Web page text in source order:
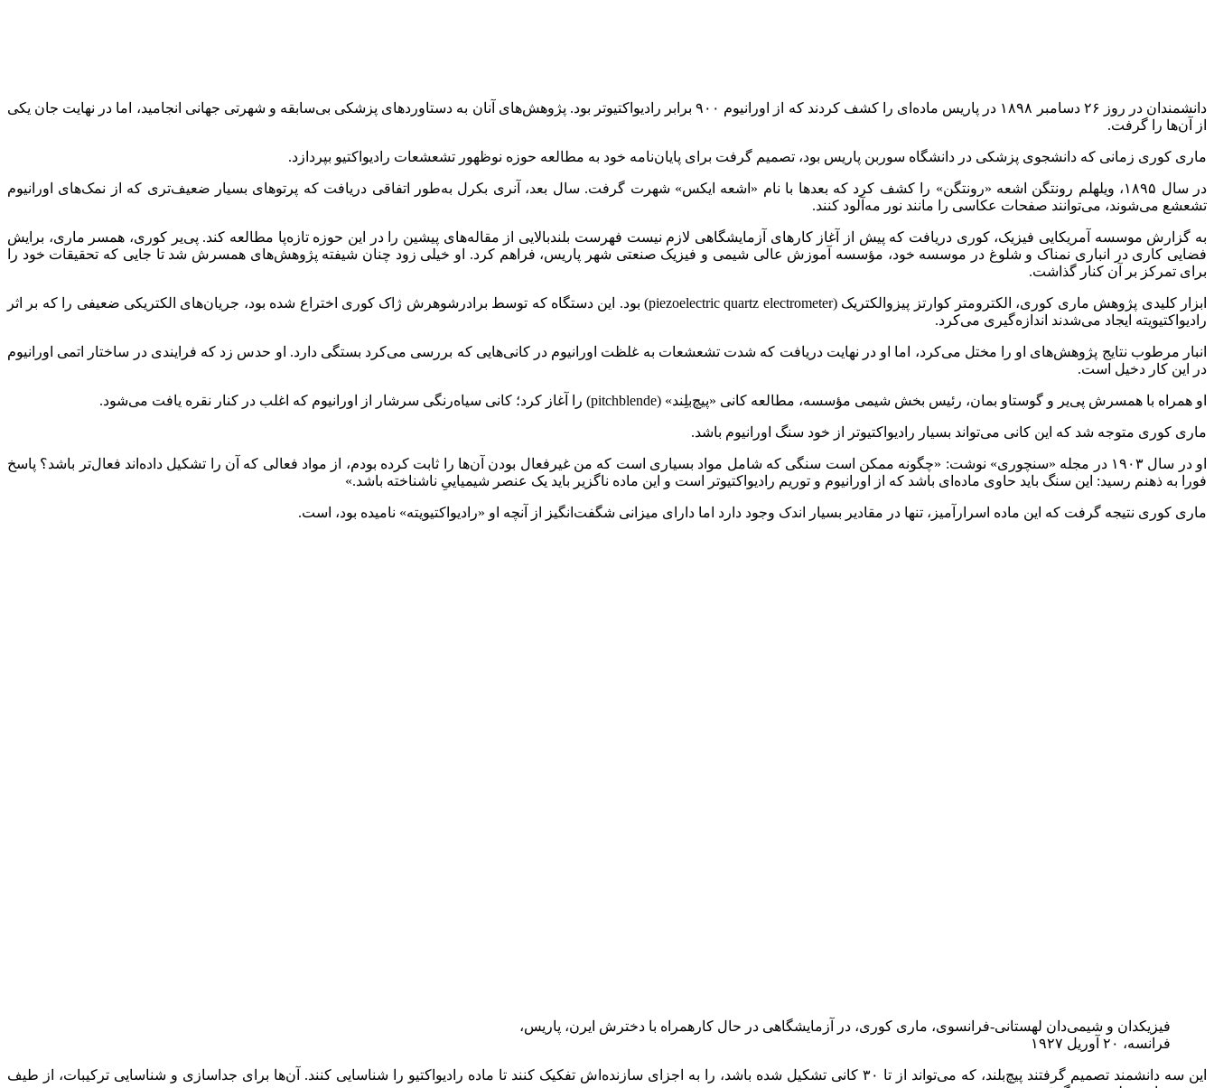
دانشمندان در روز ۲۶ دسامبر ۱۸۹۸ در پاریس ماده‌ای را کشف کردند که از اورانیوم ۹۰۰ برابر رادیواکتیوتر بود. پژوهش‌های آنان به دستاوردهای پزشکی بی‌سابقه و شهرتی جهانی انجامید، اما در نهایت جان یکی
از آن‌ها را گرفت.
ماری کوری زمانی که دانشجوی پزشکی در دانشگاه سوربن پاریس بود، تصمیم گرفت برای پایان‌نامه خود به مطالعه حوزه نوظهور تشعشعات رادیواکتیو بپردازد.
در سال ۱۸۹۵، ویلهلم رونتگن اشعه «رونتگن» را کشف کرد که بعدها با نام «اشعه ایکس» شهرت گرفت. سال بعد، آنری بکرل به‌طور اتفاقی دریافت که پرتوهای بسیار ضعیف‌تری که از نمک‌های اورانیوم
تشعشع می‌شوند، می‌توانند صفحات عکاسی را مانند نور مه‌آلود کنند.
به گزارش موسسه آمریکایی فیزیک، کوری دریافت که پیش از آغاز کارهای آزمایشگاهی لازم نیست فهرست بلندبالایی از مقاله‌های پیشین را در این حوزه تازه‌پا مطالعه کند. پی‌یر کوری، همسر ماری، برایش
فضایی کاری در انباری نمناک و شلوغ در موسسه خود، مؤسسه آموزش عالی شیمی و فیزیک صنعتی شهر پاریس، فراهم کرد. او خیلی زود چنان شیفته پژوهش‌های همسرش شد تا جایی که تحقیقات خود را
برای تمرکز بر آن کنار گذاشت.
ابزار کلیدی پژوهش ماری کوری، الکترومتر کوارتز پیزوالکتریک (piezoelectric quartz electrometer) بود. این دستگاه که توسط برادرشوهرش ژاک کوری اختراع شده بود، جریان‌های الکتریکی ضعیفی را که بر اثر
رادیواکتیویته ایجاد می‌شدند اندازه‌گیری می‌کرد.
انبار مرطوب نتایج پژوهش‌های او را مختل می‌کرد، اما او در نهایت دریافت که شدت تشعشعات به غلظت اورانیوم در کانی‌هایی که بررسی می‌کرد بستگی دارد. او حدس زد که فرایندی در ساختار اتمی اورانیوم
در این کار دخیل است.
او همراه با همسرش پی‌یر و گوستاو بمان، رئیس بخش شیمی مؤسسه، مطالعه کانی «پیچ‌بلِند» (pitchblende) را آغاز کرد؛ کانی سیاه‌رنگی سرشار از اورانیوم که اغلب در کنار نقره یافت می‌شود.
ماری کوری متوجه شد که این کانی می‌تواند بسیار رادیواکتیوتر از خود سنگ اورانیوم باشد.
او در سال ۱۹۰۳ در مجله «سنچوری» نوشت: «چگونه ممکن است سنگی که شامل مواد بسیاری است که من غیرفعال بودن آن‌ها را ثابت کرده بودم، از مواد فعالی که آن را تشکیل داده‌اند فعال‌تر باشد؟ پاسخ
فورا به ذهنم رسید: این سنگ باید حاوی ماده‌ای باشد که از اورانیوم و توریم رادیواکتیوتر است و این ماده ناگزیر باید یک عنصر شیمیاییِ ناشناخته باشد.»
ماری کوری نتیجه گرفت که این ماده اسرارآمیز، تنها در مقادیر بسیار اندک وجود دارد اما دارای میزانی شگفت‌انگیز از آنچه او «رادیواکتیویته» نامیده بود، است.
فیزیکدان و شیمی‌دان لهستانی-فرانسوی، ماری کوری، در آزمایشگاهی در حال کارهمراه با دخترش ایرن، پاریس،
فرانسه، ۲۰ آوریل ۱۹۲۷
این سه دانشمند تصمیم گرفتند پیچ‌بلند، که می‌تواند از تا ۳۰ کانی تشکیل شده باشد، را به اجزای سازنده‌اش تفکیک کنند تا ماده رادیواکتیو را شناسایی کنند. آن‌ها برای جداسازی و شناسایی ترکیبات، از طیف